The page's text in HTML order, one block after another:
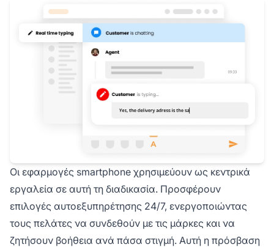
Οι εφαρμογές smartphone χρησιμεύουν ως κεντρικά
εργαλεία σε αυτή τη διαδικασία. Προσφέρουν
επιλογές αυτοεξυπηρέτησης 24/7, ενεργοποιώντας
τους πελάτες να συνδεθούν με τις μάρκες και να
ζητήσουν βοήθεια ανά πάσα στιγμή. Αυτή η πρόσβαση